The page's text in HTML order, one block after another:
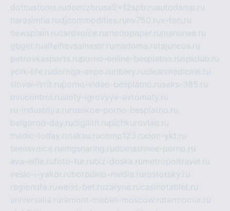
dotcustoms.rudomizbrusa9x12spb.ruautodamp.ru
narasimha.rudjcommodities.ru nv750.rux-ton.ru
newsplain.rucardvoice.ru modopaper.ru manunae.ru
gbget.rualfeihavsalnassr.ru madoma.rutajuncos.ru
petrovkasports.ruporno-online-besplatno.rusplclub.ru
york-life.rudoroga-expo.ru ribery.rucleanmedicine.ru
slovar-ivrit.ruporno-video-besplatno.ruseks-365.ru
ovucontrol.rusloty-igrovyye-avtomaty.ru
ru-industriya.ru russkoe-porno-besplatno.ru
belgorod-day.rudigilith.rupichkurovlab.ru
medic-today.rutaksu.rucomp123.rudon-ykt.ru
teensvoice.ru imgsharing.rudomashnee-porno.ru
eva-elfie.rufoto-tur.rubiz-doska.ru metropoltravel.ru
veslo-i-yakor.ruborodino-media.ru rostotsky.ru
regionufa.ruweiss-bet.ruzaryna.rucasinotablet.ru
universalia.ru remont-mebeli-moscow.rutermomur.ru